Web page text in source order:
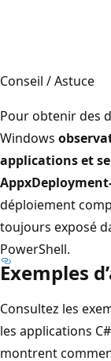
Conseil / Astuce
Pour obtenir des
Windows
applications et
déploiement
toujours exposé
PowerShell.
Exemples
Consultez les
les applications
montrent